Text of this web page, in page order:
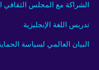
الشراكة مع المجلس الثقافي
تدريس اللغة الإنجليزية
البيان العالمي لسياسة